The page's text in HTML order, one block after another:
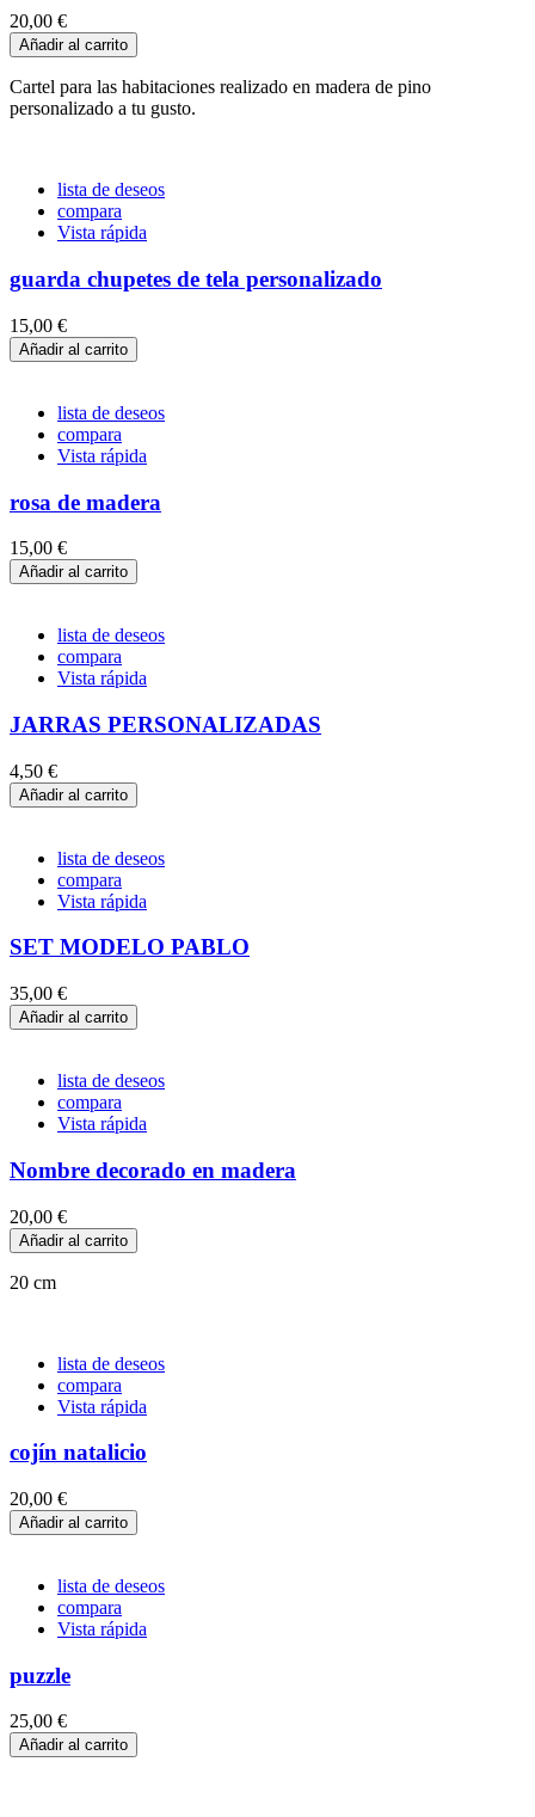
20,00 €
Añadir al carrito
Cartel para las habitaciones realizado en madera de pino
personalizado a tu gusto.
lista de deseos
compara
Vista rápida
guarda chupetes de tela personalizado
15,00 €
Añadir al carrito
lista de deseos
compara
Vista rápida
rosa de madera
15,00 €
Añadir al carrito
lista de deseos
compara
Vista rápida
JARRAS PERSONALIZADAS
4,50 €
Añadir al carrito
lista de deseos
compara
Vista rápida
SET MODELO PABLO
35,00 €
Añadir al carrito
lista de deseos
compara
Vista rápida
Nombre decorado en madera
20,00 €
Añadir al carrito
20 cm
lista de deseos
compara
Vista rápida
cojín natalicio
20,00 €
Añadir al carrito
lista de deseos
compara
Vista rápida
puzzle
25,00 €
Añadir al carrito